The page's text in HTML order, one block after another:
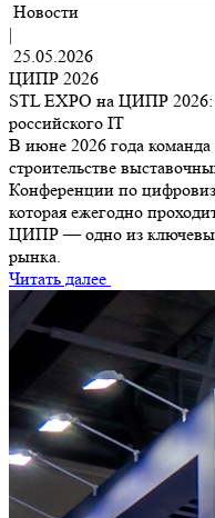
Новости
|
25.05.2026
ЦИПР 2026
STL EXPO на ЦИПР 2026:
российского IT
В июне 2026 года
строительстве
Конференции по
которая ежегодно
ЦИПР — одно из
рынка.
Читать далее